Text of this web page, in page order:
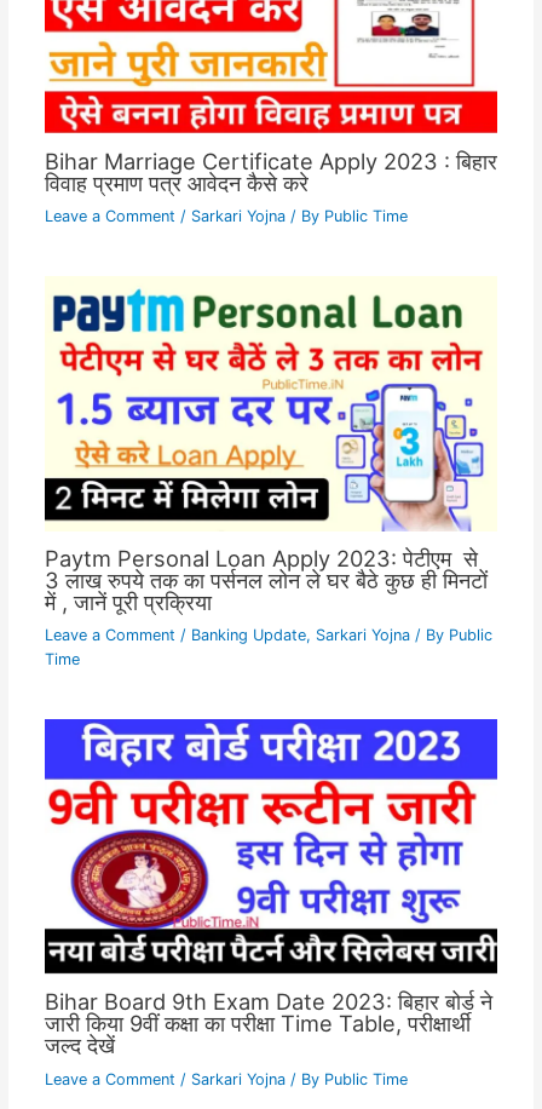
Bihar Marriage Certificate Apply 2023 : बिहार
विवाह प्रमाण पत्र आवेदन कैसे करे
Leave a Comment / Sarkari Yojna/ By Public Time
Paytm Personal Loan Apply 2023: पेटीएम से
3 लाख रुपये तक का पर्सनल लोन ले घर बैठे कुछ ही मिनटों
में , जानें पूरी प्रक्रिया
Leave a Comment / Banking Update, Sarkari Yojna/ By Public
Time
Bihar Board 9th Exam Date 2023: बिहार बोर्ड ने
जारी किया 9वीं कक्षा का परीक्षा Time Table, परीक्षार्थी
जल्द देखें
Leave a Comment / Sarkari Yojna/ By Public Time